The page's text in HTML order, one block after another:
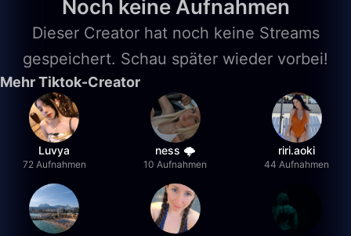
Noch keine Aufnahmen
Dieser Creator hat noch keine Streams
gespeichert. Schau später wieder vorbei!
Mehr Tiktok-Creator
Luvya
72 Aufnahmen
ness 🌩️
10 Aufnahmen
riri.aoki
44 Aufnahmen